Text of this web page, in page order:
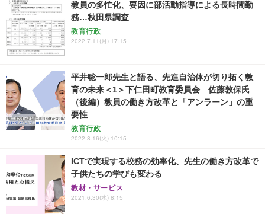
教員の多忙化、要因に部活動指導による長時間勤
務…秋田県調査
教育行政
2022.7.11(月) 17:15
平井聡一郎先生と語る、先進自治体が切り拓く教
育の未来＜1＞下仁田町教育委員会 佐藤敦保氏
（後編）教員の働き方改革と「アンラーン」の重
要性
教育行政
2022.8.16(火) 10:15
ICTで実現する校務の効率化、先生の働き方改革で
子供たちの学びも変わる
教材・サービス
2021.6.30(水) 8:15